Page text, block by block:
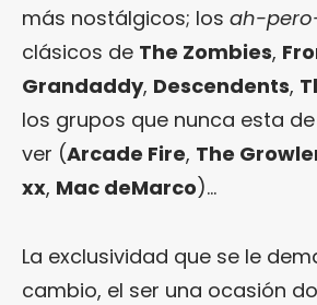
más nostálgicos; los ah-
clásicos de The Zombies,
Grandaddy, Descendents,
los grupos que nunca esta
ver (Arcade Fire, The
xx, Mac deMarco)…
La exclusividad que se le
cambio, el ser una ocasión